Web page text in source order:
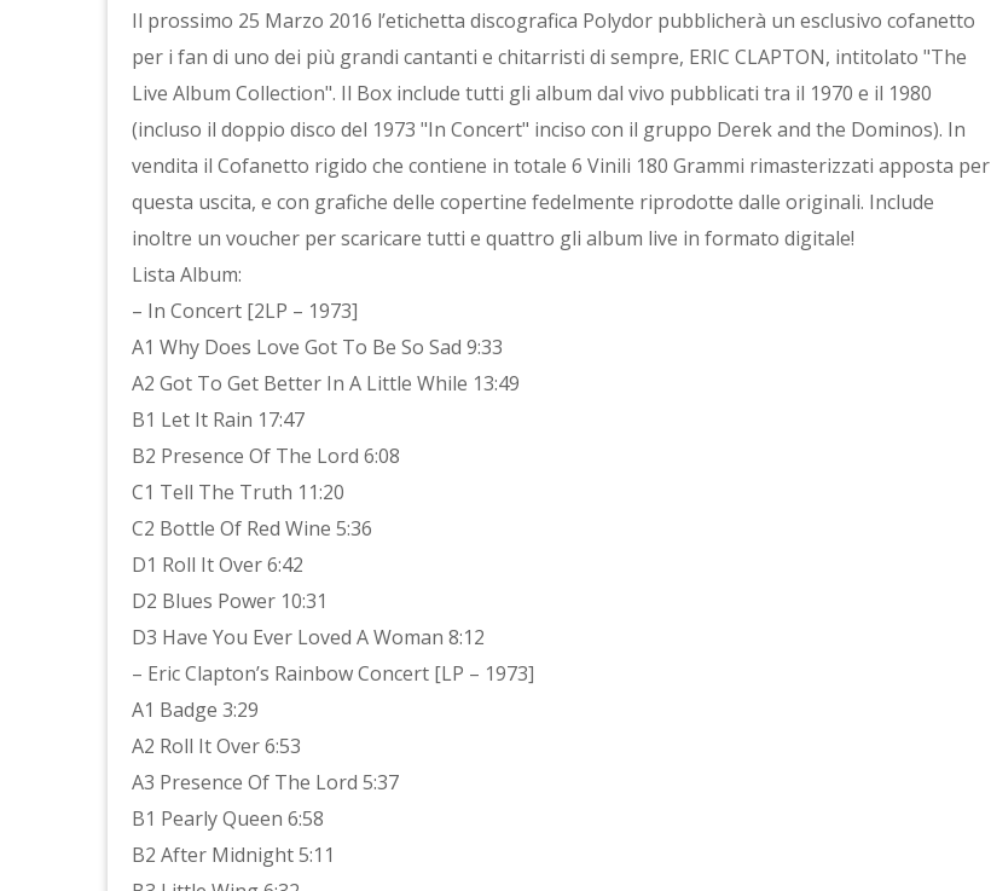
Il prossimo 25 Marzo 2016 l’etichetta discografica Polydor pubblicherà un esclusivo cofanetto
per i fan di uno dei più grandi cantanti e chitarristi di sempre, ERIC CLAPTON, intitolato "The
Live Album Collection". Il Box include tutti gli album dal vivo pubblicati tra il 1970 e il 1980
(incluso il doppio disco del 1973 "In Concert" inciso con il gruppo Derek and the Dominos). In
vendita il Cofanetto rigido che contiene in totale 6 Vinili 180 Grammi rimasterizzati apposta per
questa uscita, e con grafiche delle copertine fedelmente riprodotte dalle originali. Include
inoltre un voucher per scaricare tutti e quattro gli album live in formato digitale!
Lista Album:
– In Concert [2LP – 1973]
A1 Why Does Love Got To Be So Sad 9:33
A2 Got To Get Better In A Little While 13:49
B1 Let It Rain 17:47
B2 Presence Of The Lord 6:08
C1 Tell The Truth 11:20
C2 Bottle Of Red Wine 5:36
D1 Roll It Over 6:42
D2 Blues Power 10:31
D3 Have You Ever Loved A Woman 8:12
– Eric Clapton’s Rainbow Concert [LP – 1973]
A1 Badge 3:29
A2 Roll It Over 6:53
A3 Presence Of The Lord 5:37
B1 Pearly Queen 6:58
B2 After Midnight 5:11